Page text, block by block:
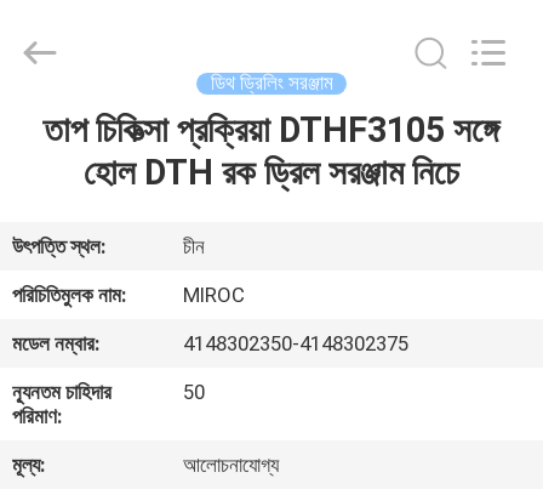
বাড়ি
আমাদের
সম্পর্কে
কারখানা
ভ্রমণ
ডিথ ড্রিলিং সরঞ্জাম
তাপ চিকিত্সা প্রক্রিয়া DTHF3105 সঙ্গে
হোল DTH রক ড্রিল সরঞ্জাম নিচে
উৎপত্তি স্থল:
চীন
পরিচিতিমুলক নাম:
MIROC
মডেল নম্বার:
4148302350-4148302375
ন্যূনতম চাহিদার
পরিমাণ:
50
মূল্য:
আলোচনাযোগ্য